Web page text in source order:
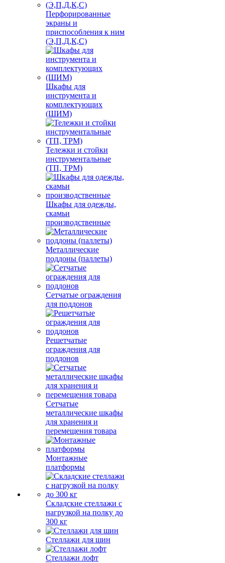
Перфорированные
экраны и
приспособления к ним
(Э,П,Д,К,С)
Шкафы для
инструмента и
комплектующих
(ШИМ)
Тележки и стойки
инструментальные
(ТП, ТРМ)
Шкафы для одежды,
скамьи
производственные
Металлические
поддоны (паллеты)
Сетчатые ограждения
для поддонов
Решетчатые
ограждения для
поддонов
Сетчатые
металлические шкафы
для хранения и
перемещения товара
Монтажные
платформы
Складские стеллажи с
нагрузкой на полку до
300 кг
Стеллажи для шин
Стеллажи лофт